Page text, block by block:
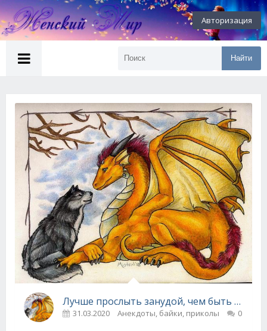
Авторизация
Найти
Лучше прослыть занудой, чем быть съеденным
31.03.2020 Анекдоты, байки, приколы 0